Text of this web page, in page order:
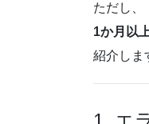
ただし、
1か月以
紹介しま